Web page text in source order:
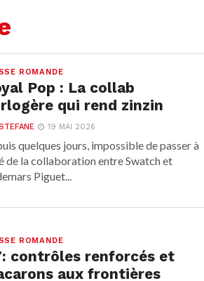
ROMANDE
Pop : La collab
qui rend zinzin
19 MAI 2026
quelques jours, impossible de passer à
de la collaboration entre Swatch et
Piguet...
ROMANDE
contrôles renforcés et
aux frontières